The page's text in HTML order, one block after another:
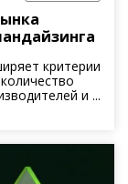
критерии
и ...